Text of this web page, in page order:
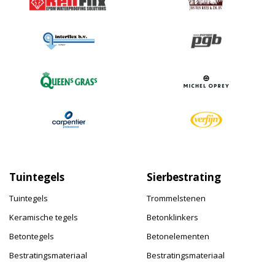
Tuintegels
Tuintegels
Keramische tegels
Betontegels
Bestratingsmateriaal
Sierbestrating
Trommelstenen
Betonklinkers
Betonelementen
Bestratingsmateriaal